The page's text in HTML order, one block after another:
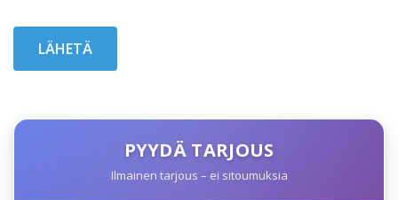
PYYDÄ TARJOUS
Ilmainen tarjous – ei sitoumuksia